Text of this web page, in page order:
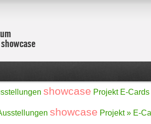
showcase Projekt E-Cards
showcase Projekt » E-